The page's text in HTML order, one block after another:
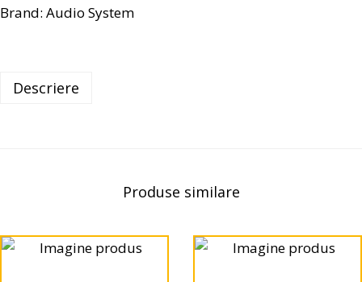
Brand: Audio System
Descriere
Produse similare